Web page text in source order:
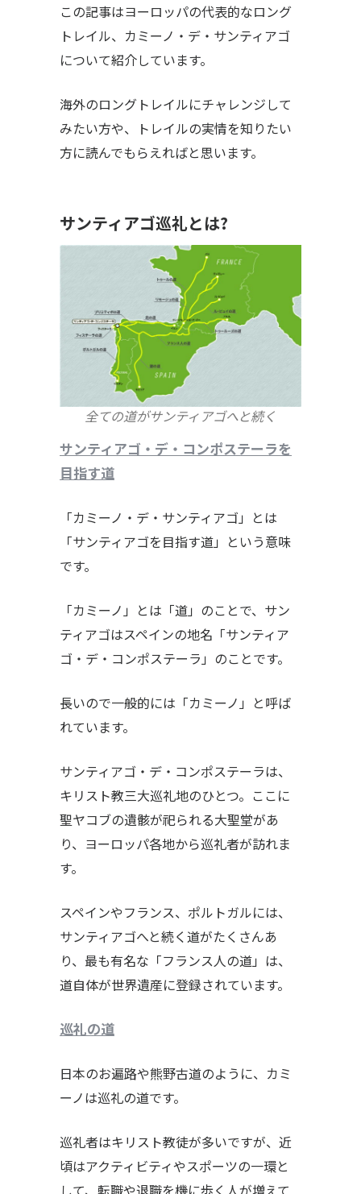
この記事はヨーロッパの代表的なロング
トレイル、カミーノ・デ・サンティアゴ
について紹介しています。
海外のロングトレイルにチャレンジして
みたい方や、トレイルの実情を知りたい
方に読んでもらえればと思います。
サンティアゴ巡礼とは?
全ての道がサンティアゴへと続く
サンティアゴ・デ・コンポステーラを
目指す道
「カミーノ・デ・サンティアゴ」とは
「サンティアゴを目指す道」という意味
です。
「カミーノ」とは「道」のことで、サン
ティアゴはスペインの地名「サンティア
ゴ・デ・コンポステーラ」のことです。
長いので一般的には「カミーノ」と呼ば
れています。
サンティアゴ・デ・コンポステーラは、
キリスト教三大巡礼地のひとつ。ここに
聖ヤコブの遺骸が祀られる大聖堂があ
り、ヨーロッパ各地から巡礼者が訪れま
す。
スペインやフランス、ポルトガルには、
サンティアゴへと続く道がたくさんあ
り、最も有名な「フランス人の道」は、
道自体が世界遺産に登録されています。
巡礼の道
日本のお遍路や熊野古道のように、カミ
ーノは巡礼の道です。
巡礼者はキリスト教徒が多いですが、近
頃はアクティビティやスポーツの一環と
して、転職や退職を機に歩く人が増えて